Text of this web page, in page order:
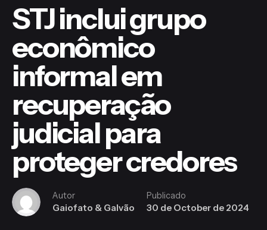
STJ inclui grupo
econômico
informal em
recuperação
judicial para
proteger credores
Autor
Gaiofato & Galvão
Publicado
30 de October de 2024